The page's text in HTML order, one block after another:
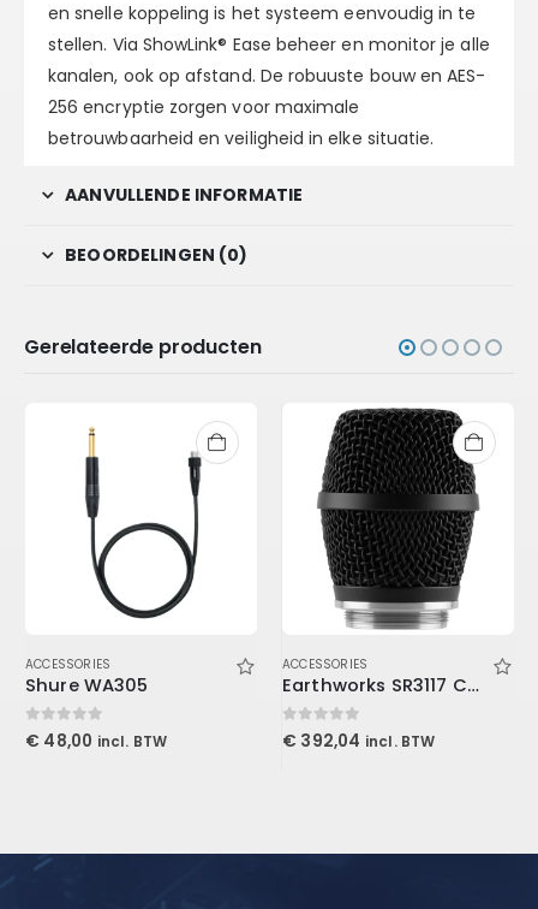
en snelle koppeling is het systeem eenvoudig in te
stellen. Via ShowLink® Ease beheer en monitor je alle
kanalen, ook op afstand. De robuuste bouw en AES-
256 encryptie zorgen voor maximale
betrouwbaarheid en veiligheid in elke situatie.
AANVULLENDE INFORMATIE
BEOORDELINGEN (0)
Gerelateerde producten
ACCESSORIES
Shure WA305
0out of 5
€ 48,00 incl. BTW
ACCESSORIES
Earthworks SR3117 Condenser Microphone Capsule for Wireless Systems
0out of 5
€ 392,04 incl. BTW